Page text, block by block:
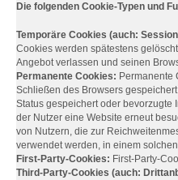
Die folgenden Cookie-Typen und
Temporäre Cookies (auch:
Cookies werden spätestens
Angebot verlassen und seinen
Permanente Cookies: Permanente
Schließen des Browsers
Status gespeichert oder bevorzugte
der Nutzer eine Website erneut
von Nutzern, die zur
verwendet werden, in einem
First-Party-Cookies: First-Party-
Third-Party-Cookies (auch: